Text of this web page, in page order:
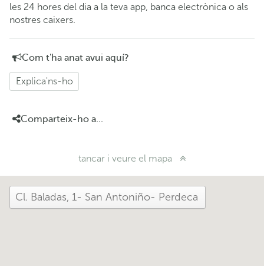
les 24 hores del dia a la teva app, banca electrònica o als
nostres caixers.
Com t'ha anat avui aquí?
Explica'ns-ho
Comparteix-ho a...
tancar i veure el mapa